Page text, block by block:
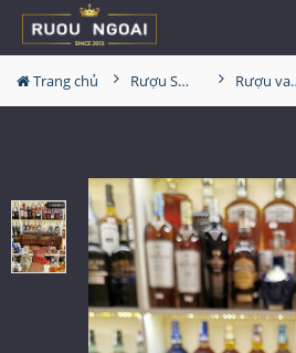
Trang chủ Rượu Sưu Tầm - Nga Rượu